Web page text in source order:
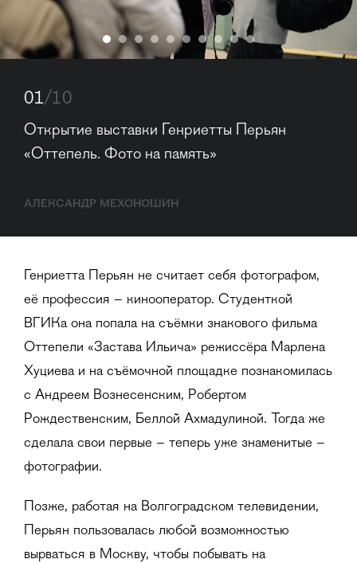
01/10
Открытие выставки Генриетты Перьян
«Оттепель. Фото на память»
АЛЕКСАНДР МЕХОНОШИН
Генриетта Перьян не считает себя фотографом,
её профессия – кинооператор. Студенткой
ВГИКа она попала на съёмки знакового фильма
Оттепели «Застава Ильича» режиссёра Марлена
Хуциева и на съёмочной площадке познакомилась
с Андреем Вознесенским, Робертом
Рождественским, Беллой Ахмадулиной. Тогда же
сделала свои первые – теперь уже знаменитые –
фотографии.
Позже, работая на Волгоградском телевидении,
Перьян пользовалась любой возможностью
вырваться в Москву, чтобы побывать на